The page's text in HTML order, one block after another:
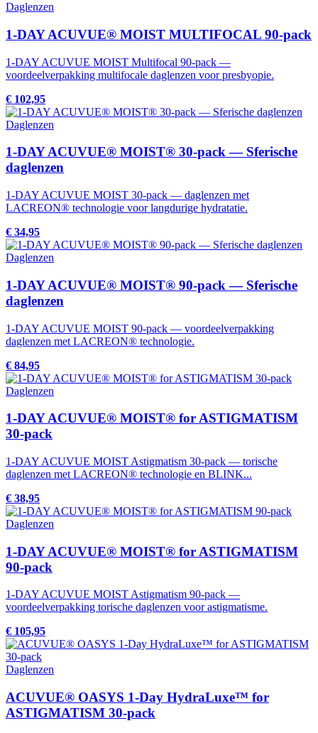
Daglenzen
1-DAY ACUVUE® MOIST MULTIFOCAL 90-pack
1-DAY ACUVUE MOIST Multifocal 90-pack —
voordeelverpakking multifocale daglenzen voor presbyopie.
€ 102,95
Daglenzen
1-DAY ACUVUE® MOIST® 30-pack — Sferische
daglenzen
1-DAY ACUVUE MOIST 30-pack — daglenzen met
LACREON® technologie voor langdurige hydratatie.
€ 34,95
Daglenzen
1-DAY ACUVUE® MOIST® 90-pack — Sferische
daglenzen
1-DAY ACUVUE MOIST 90-pack — voordeelverpakking
daglenzen met LACREON® technologie.
€ 84,95
Daglenzen
1-DAY ACUVUE® MOIST® for ASTIGMATISM
30-pack
1-DAY ACUVUE MOIST Astigmatism 30-pack — torische
daglenzen met LACREON® technologie en BLINK...
€ 38,95
Daglenzen
1-DAY ACUVUE® MOIST® for ASTIGMATISM
90-pack
1-DAY ACUVUE MOIST Astigmatism 90-pack —
voordeelverpakking torische daglenzen voor astigmatisme.
€ 105,95
Daglenzen
ACUVUE® OASYS 1-Day HydraLuxe™ for
ASTIGMATISM 30-pack